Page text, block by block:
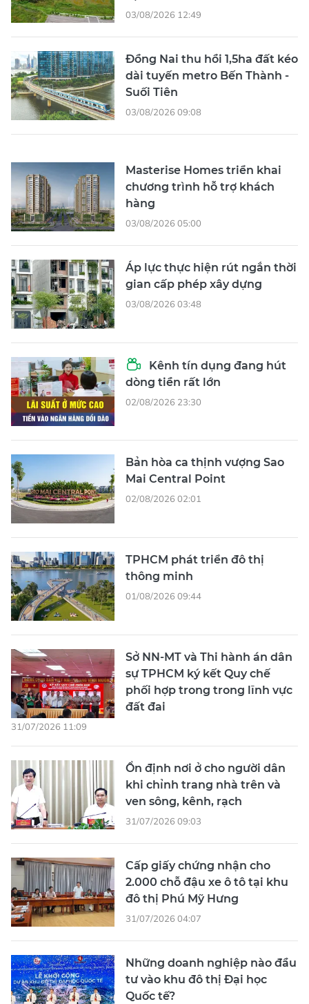
03/08/2026 12:49
Đồng Nai thu hồi 1,5ha đất kéo
dài tuyến metro Bến Thành -
Suối Tiên
03/08/2026 09:08
Masterise Homes triển khai
chương trình hỗ trợ khách
hàng
03/08/2026 05:00
Áp lực thực hiện rút ngắn thời
gian cấp phép xây dựng
03/08/2026 03:48
Kênh tín dụng đang hút
dòng tiền rất lớn
02/08/2026 23:30
Bản hòa ca thịnh vượng Sao
Mai Central Point
02/08/2026 02:01
TPHCM phát triển đô thị
thông minh
01/08/2026 09:44
Sở NN-MT và Thi hành án dân
sự TPHCM ký kết Quy chế
phối hợp trong trong lĩnh vực
đất đai
31/07/2026 11:09
Ổn định nơi ở cho người dân
khi chỉnh trang nhà trên và
ven sông, kênh, rạch
31/07/2026 09:03
Cấp giấy chứng nhận cho
2.000 chỗ đậu xe ô tô tại khu
đô thị Phú Mỹ Hưng
31/07/2026 04:07
Những doanh nghiệp nào đầu
tư vào khu đô thị Đại học
Quốc tế?